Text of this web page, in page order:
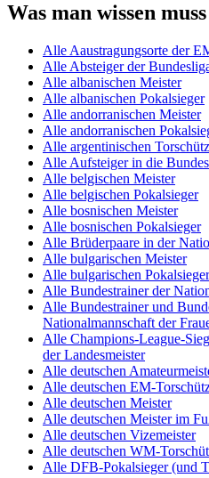
Was man wissen muss
Alle Aaustragungsorte der
Alle Absteiger der
Alle albanischen Meister
Alle albanischen Pokalsieger
Alle andorranischen Meister
Alle andorranischen
Alle argentinischen
Alle Aufsteiger in die
Alle belgischen Meister
Alle belgischen Pokalsieger
Alle bosnischen Meister
Alle bosnischen Pokalsieger
Alle Brüderpaare in der
Alle bulgarischen Meister
Alle bulgarischen Pokalsieger
Alle Bundestrainer der
Alle Bundestrainer und
Nationalmannschaft der
Alle Champions-League-
der Landesmeister
Alle deutschen
Alle deutschen EM-
Alle deutschen Meister
Alle deutschen Meister im
Alle deutschen Vizemeister
Alle deutschen WM-
Alle DFB-Pokalsieger (und